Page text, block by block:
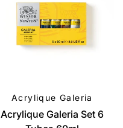
APERÇU RAPIDE
Acrylique Galeria
Acrylique Galeria Set 6